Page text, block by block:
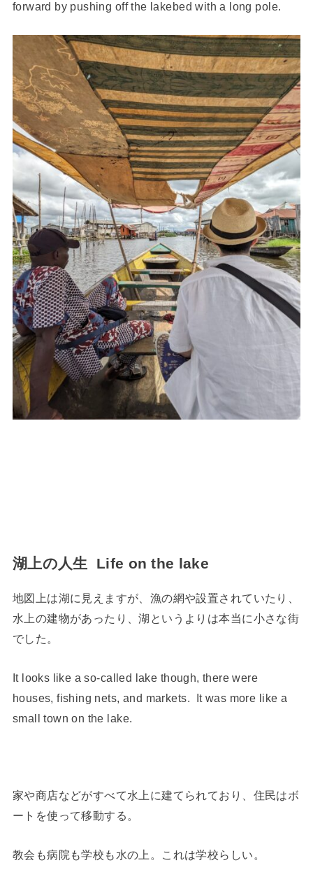
forward by pushing off the lakebed with a long pole.
湖上の人生 Life on the lake
地図上は湖に見えますが、漁の網や設置されていたり、
水上の建物があったり、湖というよりは本当に小さな街
でした。
It looks like a so-called lake though, there were
houses, fishing nets, and markets. It was more like a
small town on the lake.
家や商店などがすべて水上に建てられており、住民はボ
ートを使って移動する。
教会も病院も学校も水の上。これは学校らしい。